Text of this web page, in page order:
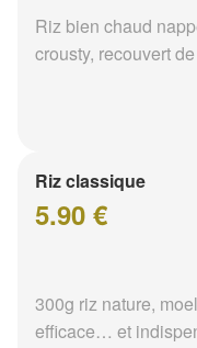
Riz bien chaud
crousty, recouvert
Riz classique
5.90 €
300g riz nature,
efficace… et